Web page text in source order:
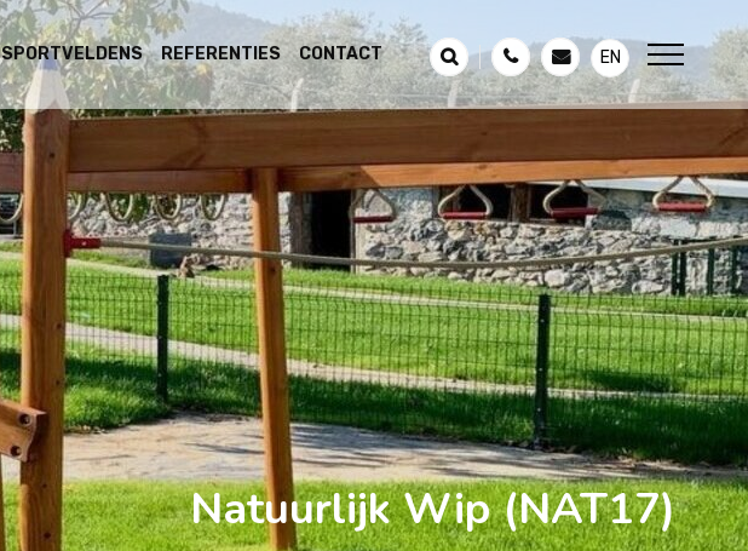
SPORTVELDENS REFERENTIES CONTACT EN
Natuurlijk Wip (NAT17)